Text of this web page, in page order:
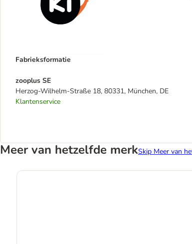
Fabrieksformatie
zooplus SE
Herzog-Wilhelm-Straße 18, 80331, München, DE
Klantenservice
Meer van hetzelfde merkSkip Meer van